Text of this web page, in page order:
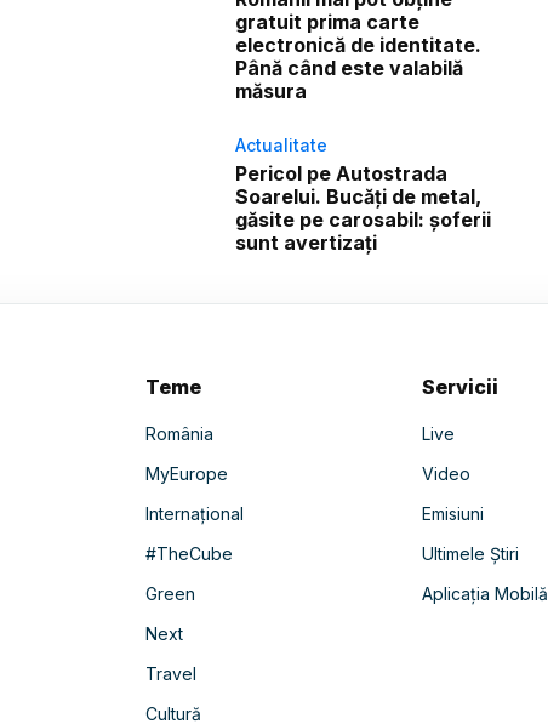
gratuit prima carte
electronică de identitate.
Până când este valabilă
măsura
Actualitate
Pericol pe Autostrada
Soarelui. Bucăți de metal,
găsite pe carosabil: șoferii
sunt avertizați
Teme
România
MyEurope
Internațional
#TheCube
Green
Next
Travel
Cultură
Servicii
Live
Video
Emisiuni
Ultimele Știri
Aplicația Mobilă